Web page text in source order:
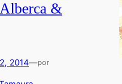
&
2014—por